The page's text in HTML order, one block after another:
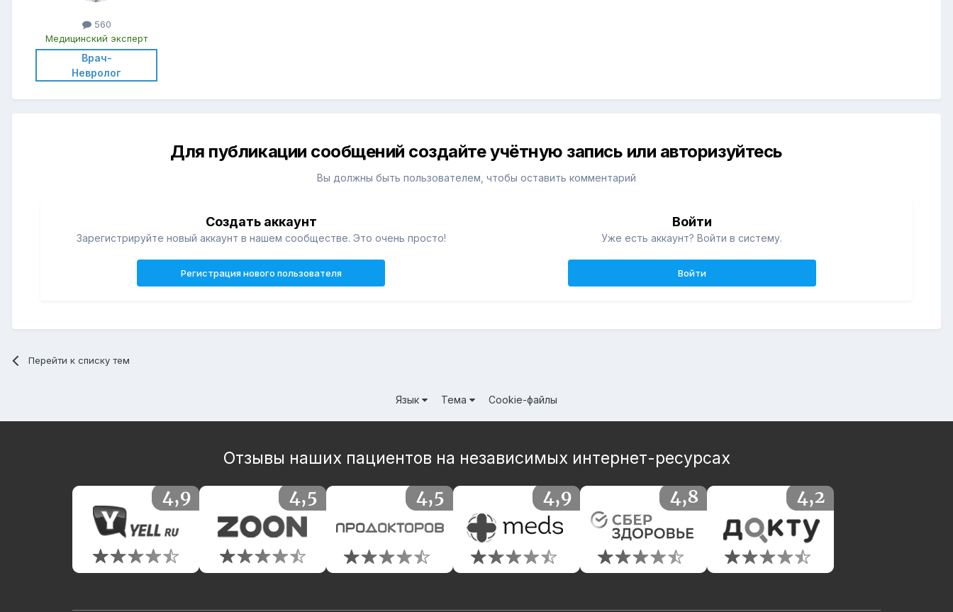
560
Медицинский эксперт
Врач-
Невролог
Для публикации сообщений создайте учётную запись или авторизуйтесь
Вы должны быть пользователем, чтобы оставить комментарий
Создать аккаунт
Зарегистрируйте новый аккаунт в нашем сообществе. Это очень просто!
Регистрация нового пользователя
Войти
Уже есть аккаунт? Войти в систему.
Войти
Перейти к списку тем
Язык Тема Cookie-файлы
Отзывы наших пациентов на независимых интернет-ресурсах